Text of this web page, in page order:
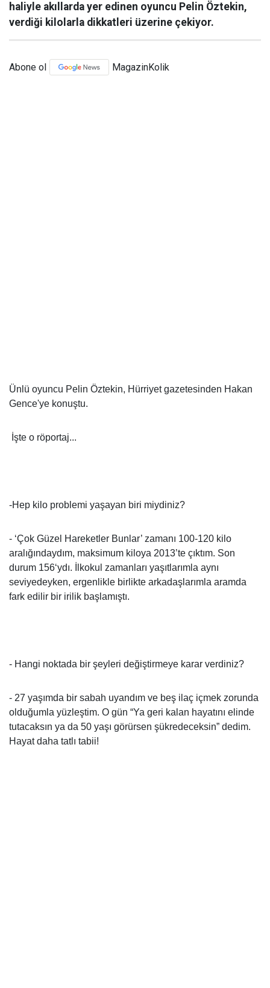
haliyle akıllarda yer edinen oyuncu Pelin Öztekin,
verdiği kilolarla dikkatleri üzerine çekiyor.
Abone ol MagazinKolik
Ünlü oyuncu Pelin Öztekin, Hürriyet gazetesinden Hakan
Gence'ye konuştu.
İşte o röportaj...
-Hep kilo problemi yaşayan biri miydiniz?
- ‘Çok Güzel Hareketler Bunlar’ zamanı 100-120 kilo
aralığındaydım, maksimum kiloya 2013’te çıktım. Son
durum 156‘ydı. İlkokul zamanları yaşıtlarımla aynı
seviyedeyken, ergenlikle birlikte arkadaşlarımla aramda
fark edilir bir irilik başlamıştı.
- Hangi noktada bir şeyleri değiştirmeye karar verdiniz?
- 27 yaşımda bir sabah uyandım ve beş ilaç içmek zorunda
olduğumla yüzleştim. O gün “Ya geri kalan hayatını elinde
tutacaksın ya da 50 yaşı görürsen şükredeceksin” dedim.
Hayat daha tatlı tabii!